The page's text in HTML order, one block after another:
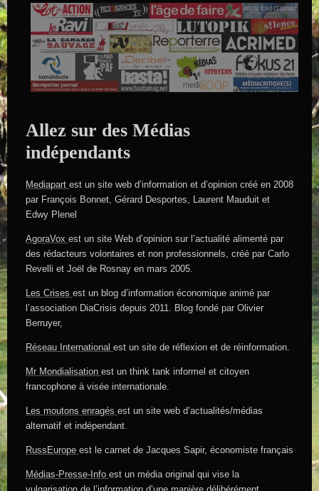
Allez sur des Médias
indépendants
Mediapart est un site web d’information et d’opinion créé en 2008
par François Bonnet, Gérard Desportes, Laurent Mauduit et
Edwy Plenel
AgoraVox est un site Web d’opinion sur l’actualité alimenté par
des rédacteurs volontaires et non professionnels, créé par Carlo
Revelli et Joël de Rosnay en mars 2005.
Les Crises est un blog d’information économique animé par
l’association DiaCrisis depuis 2011. Blog fondé par Olivier
Berruyer,
Réseau International est un site de réflexion et de réinformation.
Mr Mondialisation est un think tank informel et citoyen
francophone à visée internationale.
Les moutons enragés est un site web d’actualités/médias
alternatif et indépendant.
RussEurope est le carnet de Jacques Sapir, économiste français
Médias-Presse-Info est un média original qui vise la